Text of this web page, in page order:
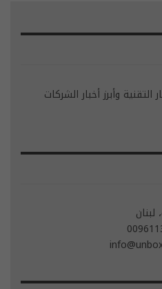
التقنية وأبرز أخبار الشركات
لبنان